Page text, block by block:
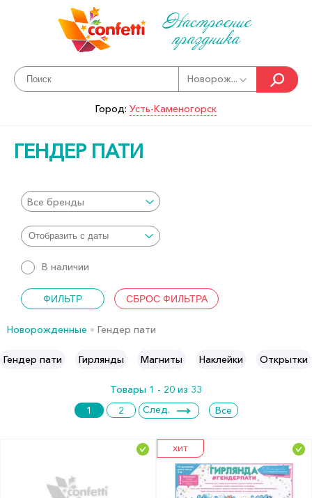
Настроение
праздника
Новорож...
Город: Усть-Каменогорск
ГЕНДЕР ПАТИ
Все бренды
В наличии
Новорожденные Гендер пати
Гендер пати Гирлянды Магниты Наклейки Открытки
Товары 1 - 20 из 33
1
2 След. Все
ХИТ